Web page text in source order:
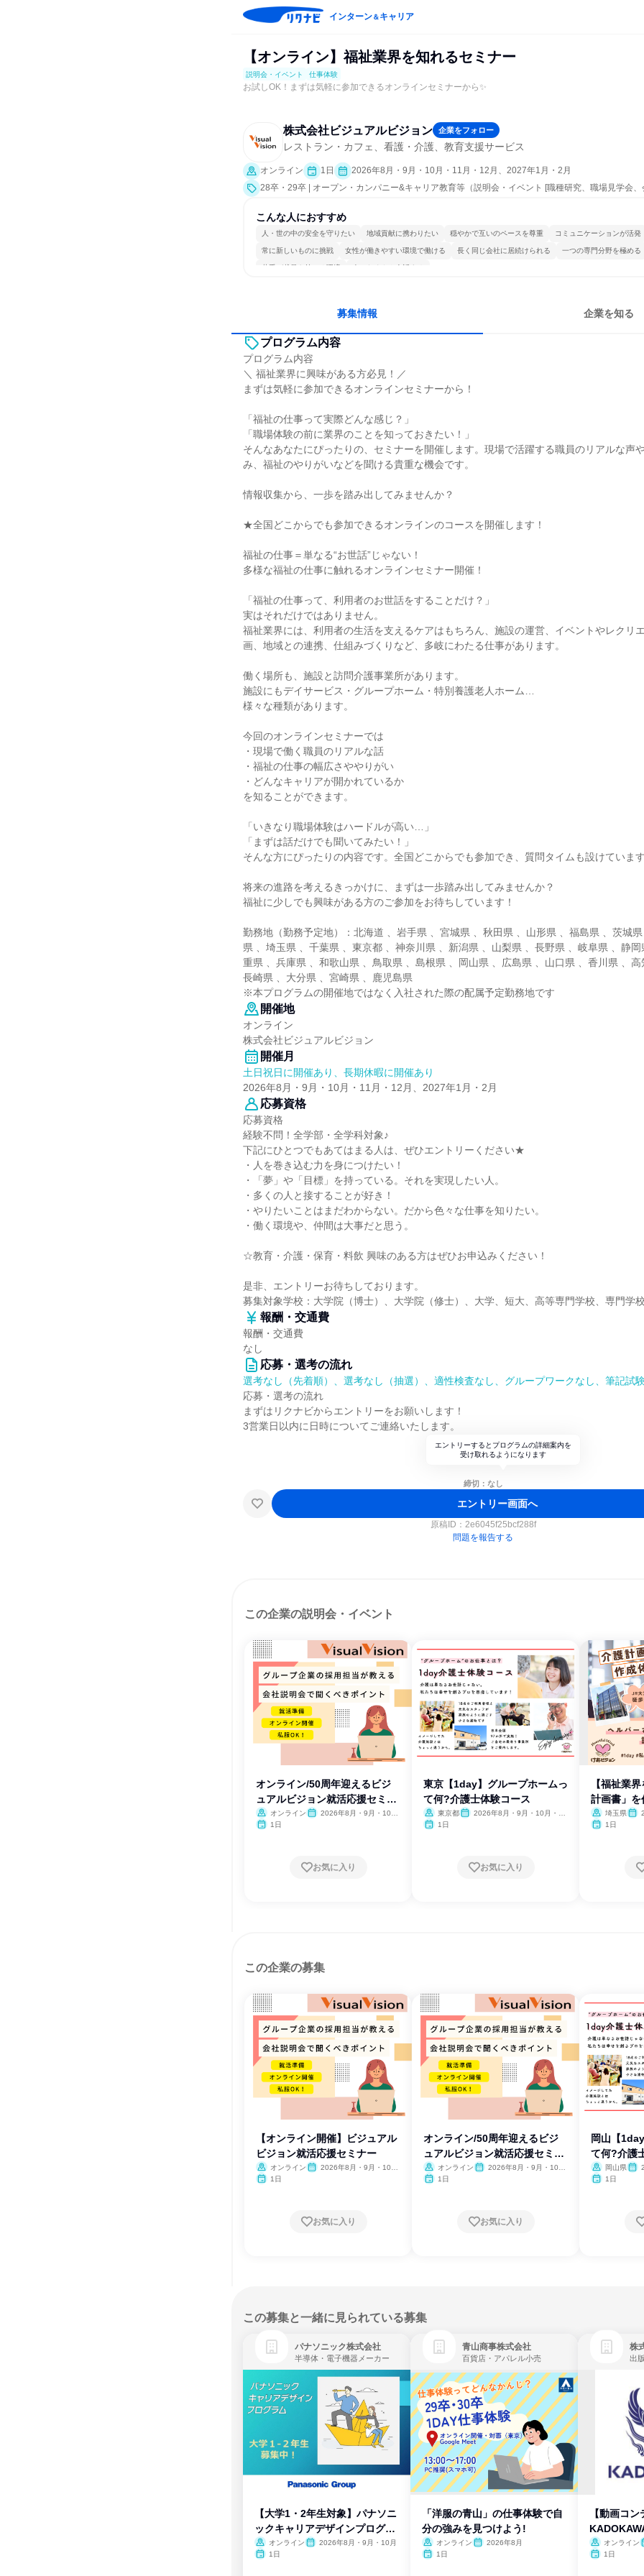
インターン＆キャリア
【オンライン】福祉業界を知れるセミナー
説明会・イベント 仕事体験
お試しOK！まずは気軽に参加できるオンラインセミナーから✨
株式会社ビジュアルビジョン 企業をフォロー
レストラン・カフェ、看護・介護、教育支援サービス
オンライン 1日
2026年8月・9月・10月・11月・12月、2027年1月・2月
28卒・29卒 | オープン・カンパニー&キャリア教育等（説明会・イベント [職種研究、職場見学会
こんな人におすすめ
人・世の中の安全を守りたい 地域貢献に携わりたい 穏やかで互いのペースを尊重 コミュニケーションが活発
常に新しいものに挑戦 女性が働きやすい環境で働ける 長く同じ会社に居続けられる 一つの専門分野を極める
若手が裁量を持てる環境 人とたくさん会話する
募集情報 企業を知る
プログラム内容
プログラム内容
＼ 福祉業界に興味がある方必見！／
まずは気軽に参加できるオンラインセミナーから！
「福祉の仕事って実際どんな感じ？」
「職場体験の前に業界のことを知っておきたい！」
そんなあなたにぴったりの、セミナーを開催します。現場で活躍する職員のリアルな声
み、福祉のやりがいなどを聞ける貴重な機会です。
情報収集から、一歩を踏み出してみませんか？
★全国どこからでも参加できるオンラインのコースを開催します！
福祉の仕事＝単なる“お世話”じゃない！
多様な福祉の仕事に触れるオンラインセミナー開催！
「福祉の仕事って、利用者のお世話をすることだけ？」
実はそれだけではありません。
福祉業界には、利用者の生活を支えるケアはもちろん、施設の運営、イベントやレクリ
画、地域との連携、仕組みづくりなど、多岐にわたる仕事があります。
働く場所も、施設と訪問介護事業所があります。
施設にもデイサービス・グループホーム・特別養護老人ホーム…
様々な種類があります。
今回のオンラインセミナーでは
・現場で働く職員のリアルな話
・福祉の仕事の幅広さややりがい
・どんなキャリアが開かれているか
を知ることができます。
「いきなり職場体験はハードルが高い…」
「まずは話だけでも聞いてみたい！」
そんな方にぴったりの内容です。全国どこからでも参加でき、質問タイムも設けています
将来の進路を考えるきっかけに、まずは一歩踏み出してみませんか？
福祉に少しでも興味がある方のご参加をお待ちしています！
勤務地（勤務予定地）：北海道 、岩手県 、宮城県 、秋田県 、山形県 、福島県 、茨城
県 、埼玉県 、千葉県 、東京都 、神奈川県 、新潟県 、山梨県 、長野県 、岐阜県 、静
重県 、兵庫県 、和歌山県 、鳥取県 、島根県 、岡山県 、広島県 、山口県 、香川県 、高
長崎県 、大分県 、宮崎県 、鹿児島県
※本プログラムの開催地ではなく入社された際の配属予定勤務地です
開催地
オンライン
株式会社ビジュアルビジョン
開催月
土日祝日に開催あり、長期休暇に開催あり
2026年8月・9月・10月・11月・12月、2027年1月・2月
応募資格
応募資格
経験不問！全学部・全学科対象♪
下記にひとつでもあてはまる人は、ぜひエントリーください★
・人を巻き込む力を身につけたい！
・「夢」や「目標」を持っている。それを実現したい人。
・多くの人と接することが好き！
・やりたいことはまだわからない。だから色々な仕事を知りたい。
・働く環境や、仲間は大事だと思う。
☆教育・介護・保育・料飲 興味のある方はぜひお申込みください！
是非、エントリーお待ちしております。
募集対象学校：大学院（博士）、大学院（修士）、大学、短大、高等専門学校、専門学校
報酬・交通費
報酬・交通費
なし
応募・選考の流れ
選考なし（先着順）、選考なし（抽選）、適性検査なし、グループワークなし、筆記試
応募・選考の流れ
まずはリクナビからエントリーをお願いします！
3営業日以内に日時についてご連絡いたします。
エントリーするとプログラムの詳細案内を
受け取れるようになります
締切：なし
エントリー画面へ
原稿ID： 2e6045f25bcf288f
問題を報告する
この企業の説明会・イベント
オンライン/50周年迎えるビジ
ュアルビジョン就活応援セミナ
ー
オンライン
2026年8月・9月・10
1日
お気に入り
東京【1day】グループホームっ
て何?介護士体験コース
東京都
2026年8月・9月・10月・11
1日
お気に入り
【福祉業
計画書」を
埼玉県
1日
この企業の募集
【オンライン開催】ビジュアル
ビジョン就活応援セミナー
オンライン
2026年8月・9月・10
1日
お気に入り
オンライン/50周年迎えるビジ
ュアルビジョン就活応援セミナ
ー
オンライン
2026年8月・9月・10
1日
お気に入り
岡山【
て何?介護
岡山県
1日
この募集と一緒に見られている募集
パナソニック株式会社
半導体・電子機器メーカー
【大学1・2年生対象】パナソニ
ックキャリアデザインプログラ
ム
オンライン
2026年8月・9月・10月
1日
青山商事株式会社
百貨店・アパレル小売
「洋服の青山」の仕事体験で自
分の強みを見つけよう!
オンライン
2026年8月
1日
株
出
【動画コン
オンライン
1日